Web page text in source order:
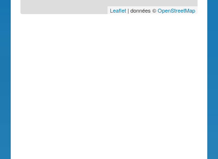
Leaflet| données ©OpenStreetMap